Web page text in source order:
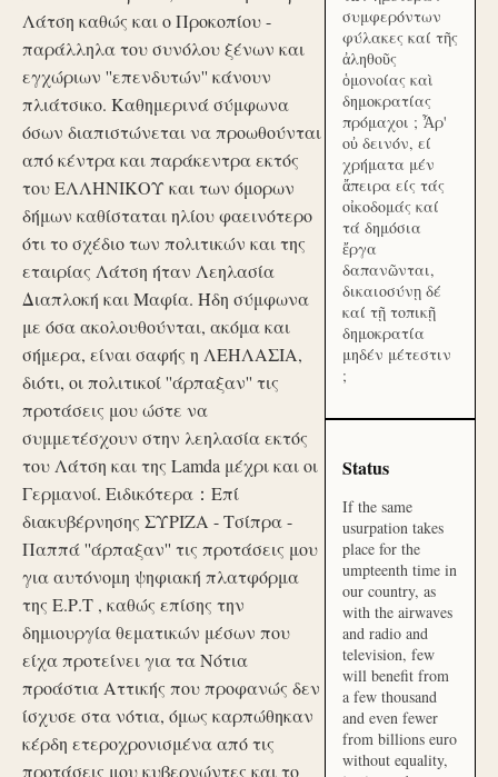
Λάτση καθώς και ο Προκοπίου -
παράλληλα του συνόλου ξένων και
εγχώριων ''επενδυτών'' κάνουν
πλιάτσικο. Καθημερινά σύμφωνα
όσων διαπιστώνεται να προωθούνται
από κέντρα και παράκεντρα εκτός
του ΕΛΛΗΝΙΚΟΥ και των όμορων
δήμων καθίσταται ηλίου φαεινότερο
ότι το σχέδιο των πολιτικών και της
εταιρίας Λάτση ήταν Λεηλασία
Διαπλοκή και Μαφία. Ήδη σύμφωνα
με όσα ακολουθούνται, ακόμα και
σήμερα, είναι σαφής η ΛΕΗΛΑΣΙΑ,
διότι, οι πολιτικοί ''άρπαξαν'' τις
προτάσεις μου ώστε να
συμμετέσχουν στην λεηλασία εκτός
του Λάτση και της Lamda μέχρι και οι
Γερμανοί. Ειδικότερα：Επί
διακυβέρνησης ΣΥΡΙΖΑ - Τσίπρα -
Παππά ''άρπαξαν'' τις προτάσεις μου
για αυτόνομη ψηφιακή πλατφόρμα
της Ε.Ρ.Τ , καθώς επίσης την
δημιουργία θεματικών μέσων που
είχα προτείνει για τα Νότια
προάστια Αττικής που προφανώς δεν
ίσχυσε στα νότια, όμως καρπώθηκαν
κέρδη ετεροχρονισμένα από τις
προτάσεις μου κυβερνώντες και το
συμφερόντων
φύλακες καί τῆς
ἀληθοῦς
ὁμονοίας καὶ
δημοκρατίας
πρόμαχοι ; Ἆρ'
οὐ δεινόν, εί
χρήματα μέν
ἄπειρα είς τάς
οἰκοδομάς καί
τά δημόσια
ἔργα
δαπανῶνται,
δικαιοσύνῃ δέ
καί τῇ τοπικῇ
δημοκρατία
μηδέν μέτεστιν
;
Status
If the same
usurpation takes
place for the
umpteenth time in
our country, as
with the airwaves
and radio and
television, few
will benefit from
a few thousand
and even fewer
from billions euro
without equality,